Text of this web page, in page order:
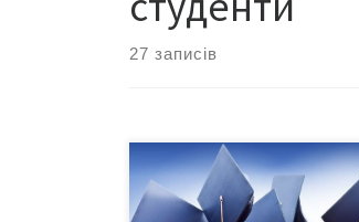
27 записів
Станом на 2018/2019 навчальні
роки в Україні існує 282 вищих
навчальних закладів ІІІ- IV рівнів